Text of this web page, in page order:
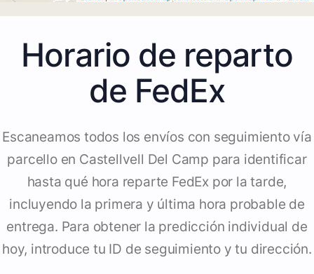
Horario de reparto
de FedEx
Escaneamos todos los envíos con seguimiento vía
parcello en Castellvell Del Camp para identificar
hasta qué hora reparte FedEx por la tarde,
incluyendo la primera y última hora probable de
entrega. Para obtener la predicción individual de
hoy, introduce tu ID de seguimiento y tu dirección.